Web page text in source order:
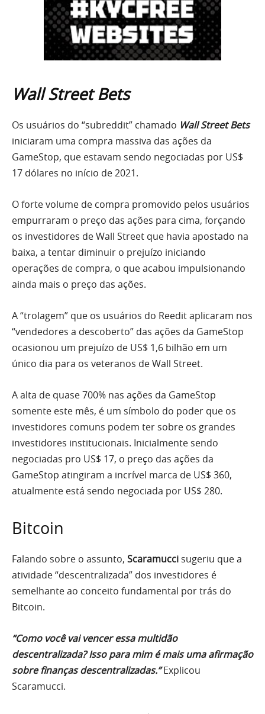
Wall Street Bets
Os usuários do “subreddit” chamado Wall Street Bets
iniciaram uma compra massiva das ações da
GameStop, que estavam sendo negociadas por US$
17 dólares no início de 2021.
O forte volume de compra promovido pelos usuários
empurraram o preço das ações para cima, forçando
os investidores de Wall Street que havia apostado na
baixa, a tentar diminuir o prejuízo iniciando
operações de compra, o que acabou impulsionando
ainda mais o preço das ações.
A “trolagem” que os usuários do Reedit aplicaram nos
“vendedores a descoberto” das ações da GameStop
ocasionou um prejuízo de US$ 1,6 bilhão em um
único dia para os veteranos de Wall Street.
A alta de quase 700% nas ações da GameStop
somente este mês, é um símbolo do poder que os
investidores comuns podem ter sobre os grandes
investidores institucionais. Inicialmente sendo
negociadas pro US$ 17, o preço das ações da
GameStop atingiram a incrível marca de US$ 360,
atualmente está sendo negociada por US$ 280.
Bitcoin
Falando sobre o assunto, Scaramucci sugeriu que a
atividade “descentralizada” dos investidores é
semelhante ao conceito fundamental por trás do
Bitcoin.
“Como você vai vencer essa multidão
descentralizada? Isso para mim é mais uma afirmação
sobre finanças descentralizadas.”Explicou
Scaramucci.